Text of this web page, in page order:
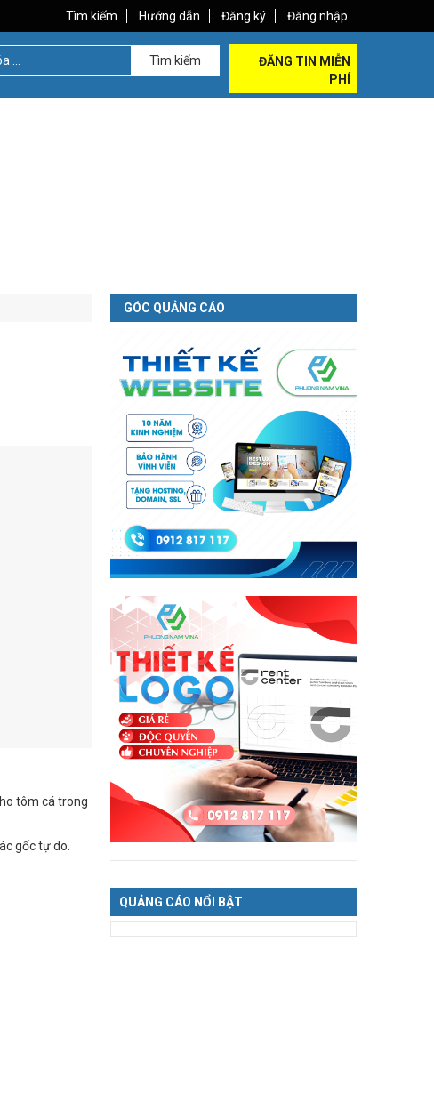
Tìm kiếm Hướng dẫn Đăng ký Đăng nhập
Tìm kiếm
ĐĂNG TIN MIỄN
PHÍ
tôm cá trong
gốc tự do.
GÓC QUẢNG CÁO
QUẢNG CÁO NỔI BẬT